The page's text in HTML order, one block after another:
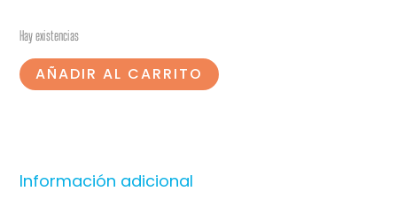
Hay existencias
AÑADIR AL CARRITO
Información adicional